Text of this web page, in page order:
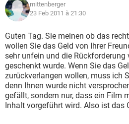
mittenberger
23 Feb 2011 à 21:30
Guten Tag. Sie meinen ob das
wollen Sie das Geld von Ihrer
sehr unfein und die Rückforderung
geschenkt wurde. Wenn Sie das
zurückverlangen wollen, muss ich
denn Ihnen wurde nicht
gefällt, sondern nur, dass ein Film
Inhalt vorgeführt wird. Also ist das